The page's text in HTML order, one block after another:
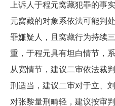
上诉人于程元窝藏犯罪的事
元窝藏的对象系依法可能判
罪嫌疑人，且窝藏行为持续
重，于程元具有坦白情节，
从宽情节，建议二审依法裁
刑适当，建议二审对于立、
对张黎量刑畸轻，建议按审